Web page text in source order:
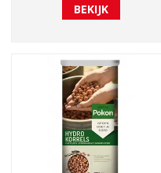
BEKIJK